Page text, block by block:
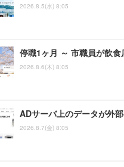
2026.8.5(水) 8:05
停職1ヶ月 ～ 市職員が飲
2026.8.6(木) 8:05
ADサーバ上のデータが外
2026.8.7(金) 8:05